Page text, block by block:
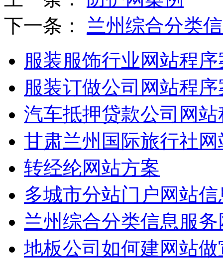
下一条： 兰州综合分类
服装服饰行业网站程
服装订做公司网站程
汽车抵押贷款公司网
甘肃兰州国际旅行社
转经纶网站方案
多城市分站门户网站
兰州综合分类信息服
地板公司如何建网站做